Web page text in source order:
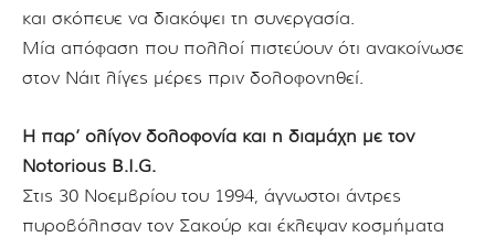
και σκόπευε να διακόψει τη συνεργασία.
Μία απόφαση που πολλοί πιστεύουν ότι ανακοίνωσε
στον Νάιτ λίγες μέρες πριν δολοφονηθεί.
Η παρ’ ολίγον δολοφονία και η διαμάχη με τον
Notorious B.I.G.
Στις 30 Νοεμβρίου του 1994, άγνωστοι άντρες
πυροβόλησαν τον Σακούρ και έκλεψαν κοσμήματα